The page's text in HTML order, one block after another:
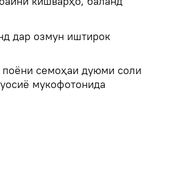
дар озмун иштирок
поёни семоҳаи дуюми соли
мукофотонида